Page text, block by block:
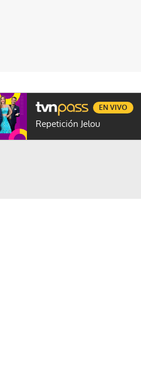
PROGRAMAS GENTE TVN
Repetición Jelou
EN VIVO